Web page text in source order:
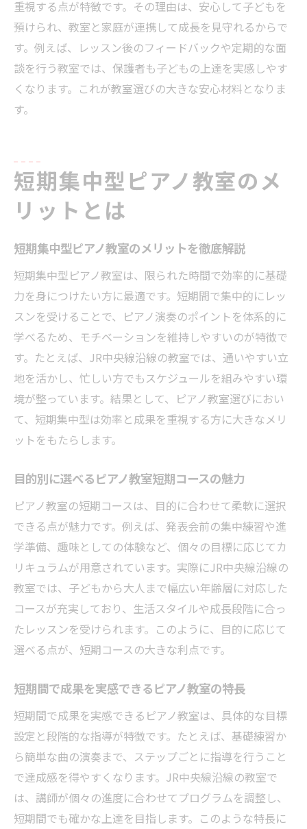
重視する点が特徴です。その理由は、安心して子どもを
預けられ、教室と家庭が連携して成長を見守れるからで
す。例えば、レッスン後のフィードバックや定期的な面
談を行う教室では、保護者も子どもの上達を実感しやす
くなります。これが教室選びの大きな安心材料となりま
す。
短期集中型ピアノ教室のメ
リットとは
短期集中型ピアノ教室のメリットを徹底解説
短期集中型ピアノ教室は、限られた時間で効率的に基礎
力を身につけたい方に最適です。短期間で集中的にレッ
スンを受けることで、ピアノ演奏のポイントを体系的に
学べるため、モチベーションを維持しやすいのが特徴で
す。たとえば、JR中央線沿線の教室では、通いやすい立
地を活かし、忙しい方でもスケジュールを組みやすい環
境が整っています。結果として、ピアノ教室選びにおい
て、短期集中型は効率と成果を重視する方に大きなメリ
ットをもたらします。
目的別に選べるピアノ教室短期コースの魅力
ピアノ教室の短期コースは、目的に合わせて柔軟に選択
できる点が魅力です。例えば、発表会前の集中練習や進
学準備、趣味としての体験など、個々の目標に応じてカ
リキュラムが用意されています。実際にJR中央線沿線の
教室では、子どもから大人まで幅広い年齢層に対応した
コースが充実しており、生活スタイルや成長段階に合っ
たレッスンを受けられます。このように、目的に応じて
選べる点が、短期コースの大きな利点です。
短期間で成果を実感できるピアノ教室の特長
短期間で成果を実感できるピアノ教室は、具体的な目標
設定と段階的な指導が特徴です。たとえば、基礎練習か
ら簡単な曲の演奏まで、ステップごとに指導を行うこと
で達成感を得やすくなります。JR中央線沿線の教室で
は、講師が個々の進度に合わせてプログラムを調整し、
短期間でも確かな上達を目指します。このような特長に